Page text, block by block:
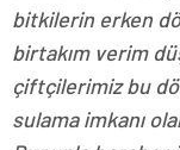
bitkilerin erken
birtakım verim
çiftçilerimiz bu
sulama imkanı